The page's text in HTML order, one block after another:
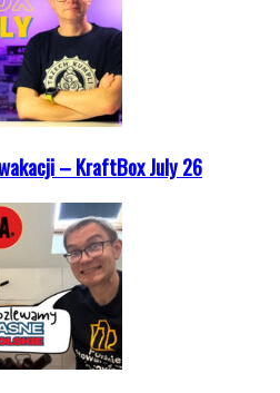
– KraftBox July 26